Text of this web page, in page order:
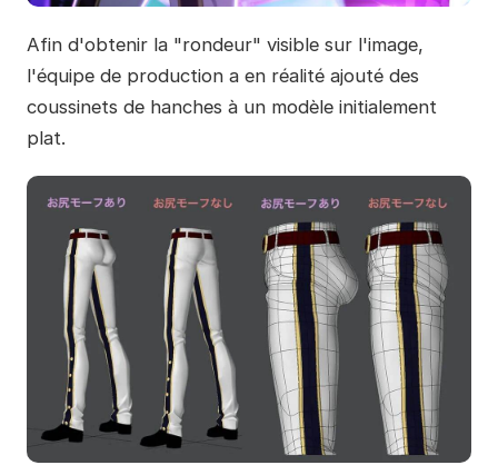
Afin d'obtenir la "rondeur" visible sur l'image,
l'équipe de production a en réalité ajouté des
coussinets de hanches à un modèle initialement
plat.